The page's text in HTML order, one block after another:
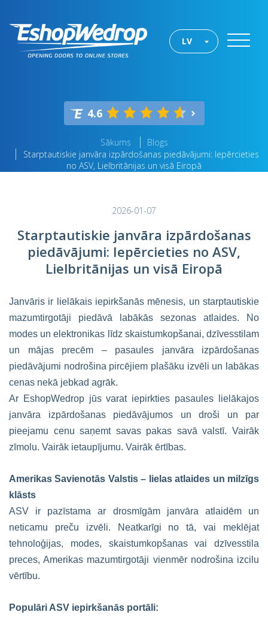
LV
4.6
Sākums
Blogs
Starptautiskie janvāra izpārdošanas piedāvājumi: Iepērcieties
no ASV, Lielbritānijas un visā Eiropā
2026-01-07
Starptautiskie janvāra izpārdošanas
piedāvājumi: Iepērcieties no ASV,
Lielbritānijas un visā Eiropā
Janvāris ir lielākais iepirkšanās mēnesis, un starptautiskie
mazumtirgotāji piedāvā labākās sezonas atlaides. No
modes un elektronikas līdz skaistumkopšanai, dzīvesstilam
un mājas precēm – pasaules janvāra izpārdošanas
piedāvājumi nodrošina pircējiem plašāku izvēli un labākas
cenas nekā jebkad agrāk.
Ar EshopWedrop jūs varat iepirkties pasaules lielākajos
janvāra izpārdošanas piedāvājumos un droši un par
pieejamu cenu saņemt savas pakas savā valstī. Vairāk
zīmolu. Vairāk ietaupījumu. Vairāk ērtības.
Amerikas Savienotās Valstis – lielas atlaides un milzīgs
klāsts
ASV ir pazīstama ar drosmīgām janvāra atlaidēm un
neticamu preču izvēli. Neatkarīgi no tā, vai meklējat
tehnoloģijas, modes, skaistumkopšanas vai dzīvesstila
preces, Amerikas mazumtirgotāji vienmēr nodrošina izcilu
vērtību.
Populāri ASV iepirkšanās portāli: